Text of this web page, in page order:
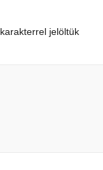
karakterrel jelöltük